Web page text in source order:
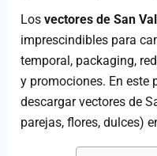
Losvectores de San
imprescindibles para
temporal, packaging,
y promociones. En este
descargar vectores de
parejas, flores, dulces)